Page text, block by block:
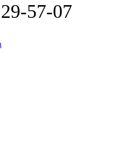
57-07